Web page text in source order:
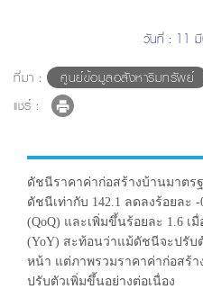
วันที่ : 11
ที่มา :
ศูนย์ข้อมูลอสังหาริมทรัพย์
แชร์ :
ดัชนีราคาค่าก่อสร้างบ้านมาตร
ดัชนีเท่ากับ 142.1 ลดลงร้อยละ
(QoQ) และเพิ่มขึ้นร้อยละ 1.6 เ
(YoY) สะท้อนว่าแม้ดัชนีจะปรับ
หน้า แต่ภาพรวมราคาค่าก่อสร้
ปรับตัวเพิ่มขึ้นอย่างต่อเนื่อง